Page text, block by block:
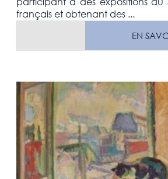
français et obtenant des ...
EN